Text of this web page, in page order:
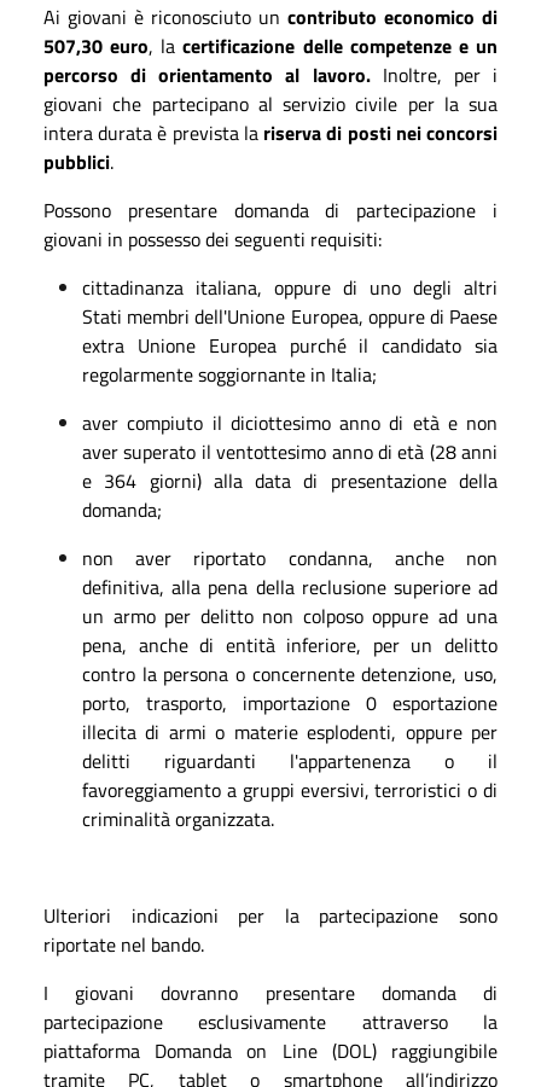
Ai giovani è riconosciuto un contributo economico di
507,30 euro, lacertificazione delle competenze e un
percorso di orientamento al lavoro.Inoltre, per i
giovani che partecipano al servizio civile per la sua
intera durata è prevista la riserva di posti nei concorsi
pubblici.
Possono presentare domanda di partecipazione i
giovani in possesso dei seguenti requisiti:
cittadinanza italiana, oppure di uno degli altri
Stati membri dell'Unione Europea, oppure di Paese
extra Unione Europea purché il candidato sia
regolarmente soggiornante in Italia;
aver compiuto il diciottesimo anno di età e non
aver superato il ventottesimo anno di età (28 anni
e 364 giorni) alla data di presentazione della
domanda;
non aver riportato condanna, anche non
definitiva, alla pena della reclusione superiore ad
un armo per delitto non colposo oppure ad una
pena, anche di entità inferiore, per un delitto
contro la persona o concernente detenzione, uso,
porto, trasporto, importazione 0 esportazione
illecita di armi o materie esplodenti, oppure per
delitti riguardanti l'appartenenza o il
favoreggiamento a gruppi eversivi, terroristici o di
criminalità organizzata.
Ulteriori indicazioni per la partecipazione sono
riportate nel bando.
I giovani dovranno presentare domanda di
partecipazione esclusivamente attraverso la
piattaforma Domanda on Line (DOL) raggiungibile
tramite PC, tablet o smartphone all’indirizzo